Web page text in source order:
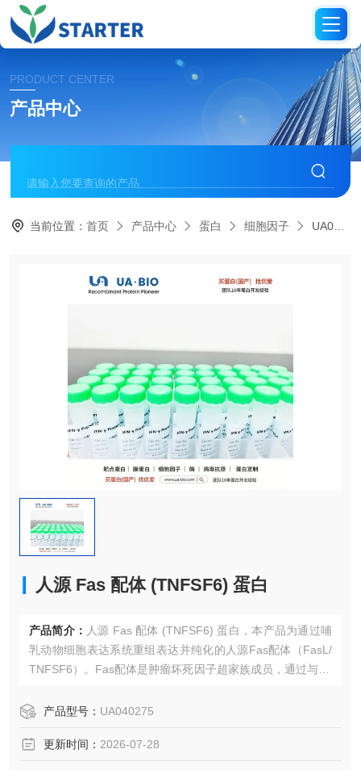
PRODUCT CENTER
产品中心
当前位置：首页 产品中心 蛋白 细胞因子 UA040275人源 Fas 配体 (TNFSF6) 蛋白
人源 Fas 配体 (TNFSF6) 蛋白
产品简介： 人源 Fas 配体 (TNFSF6) 蛋白，本产品为通过哺
乳动物细胞表达系统重组表达并纯化的人源Fas配体（FasL/
TNFSF6）。Fas配体是肿瘤坏死因子超家族成员，通过与Fa
发挥关键作用。本品具有高纯度和生物活性，适用于细胞凋
产品型号： UA040275
更新时间： 2026-07-28